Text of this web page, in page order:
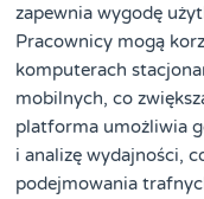
zapewnia wygodę
Pracownicy mogą
komputerach
mobilnych, co
platforma umożliwia
i analizę wydajności,
podejmowania